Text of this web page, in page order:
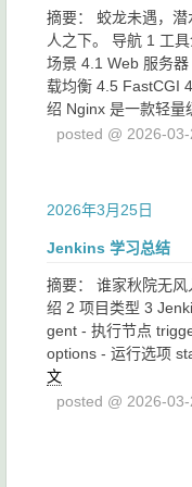
摘要： 蛟龙未遇，
人之下。 导航 1 工
场景 4.1 Web 服务
载均衡 4.5 FastCGI
绍 Nginx 是一款轻量
posted @ 2026-
2026年3月25日
Jenkins 学习总结
摘要： 谁家秋院无
绍 2 项目类型 3
gent - 执行节点
options - 运行选项
文
posted @ 2026-